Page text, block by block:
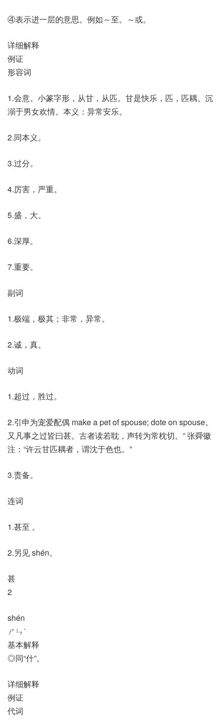
④表示进一层的意思。例如～至。～或。
详细解释
例证
形容词
1.会意。小篆字形，从甘，从匹。甘是快乐，匹，匹耦。沉
溺于男女欢情。本义：异常安乐。
2.同本义。
3.过分。
4.厉害，严重。
5.盛，大。
6.深厚。
7.重要。
副词
1.极端，极其；非常，异常。
2.诚，真。
动词
1.超过，胜过。
2.引申为宠爱配偶 make a pet of spouse; dote on spouse。
又凡事之过皆曰甚。古者读若耽，声转为常枕切。” 张舜徽
注：“许云甘匹耦者，谓沈于色也。”
3.责备。
连词
1.甚至 。
2.另见 shén。
甚
2
shén
ㄕㄣˊ
基本解释
◎同“什”。
详细解释
例证
代词